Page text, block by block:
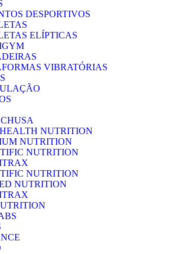
DESPORTIVOS
ELÍPTICAS
VIBRATÓRIAS
NUTRITION
NUTRITION
NUTRITION
NUTRITION
NUTRITION